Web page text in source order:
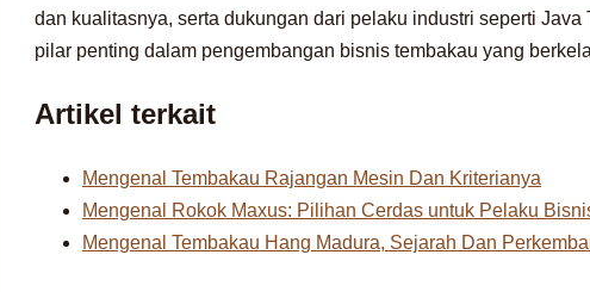
dan kualitasnya, serta dukungan dari pelaku industri seperti
pilar penting dalam pengembangan bisnis tembakau yang
Artikel terkait
Mengenal Tembakau Rajangan Mesin Dan Kriterianya
Mengenal Rokok Maxus: Pilihan Cerdas untuk Pelaku
Mengenal Tembakau Hang Madura, Sejarah Dan